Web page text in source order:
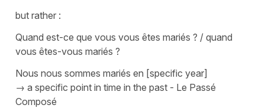
but rather :
Quand est-ce que vous vous êtes mariés ? / quand
vous êtes-vous mariés ?
Nous nous sommes mariés en [specific year]
→ a specific point in time in the past - Le Passé
Composé